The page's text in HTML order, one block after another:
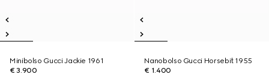
Minibolso Gucci Jackie 1961
€ 3.900
Nanobolso Gucci Horsebit 1955
€ 1.400